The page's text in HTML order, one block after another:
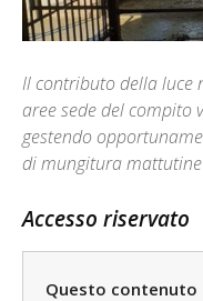
Il contributo della luce
aree sede del compito
gestendo
di mungitura mattutine
Accesso riservato
Questo contenuto